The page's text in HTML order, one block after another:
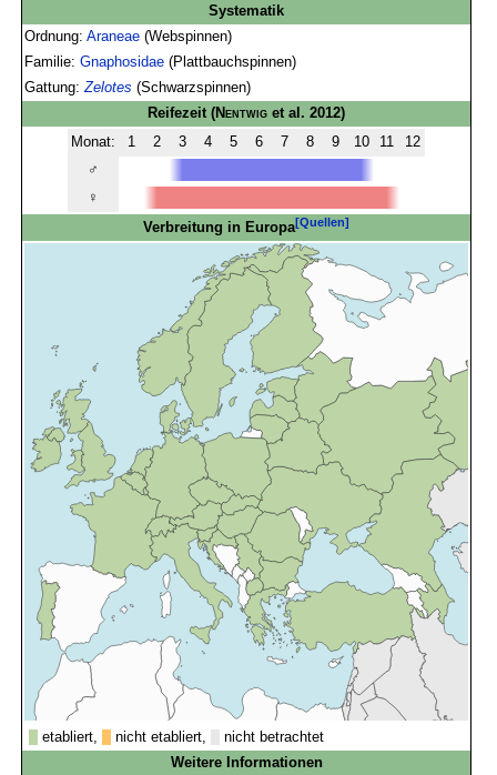
Systematik
Ordnung:Araneae (Webspinnen)
Familie:Gnaphosidae (Plattbauchspinnen)
Gattung:Zelotes (Schwarzspinnen)
Reifezeit(Nentwig et al. 2012)
Monat:
1 2 3 4 5 6 7 8 9 10 11
12
♂
♀
Verbreitung in Europa[Quellen]
etabliert, nicht etabliert,
nicht betrachtet
Weitere Informationen